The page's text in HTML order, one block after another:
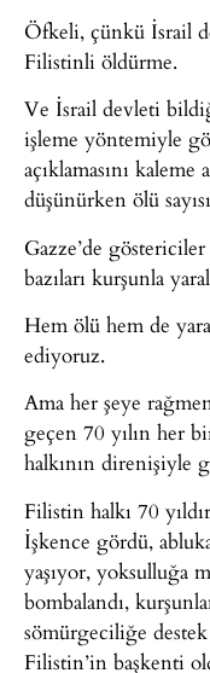
Öfkeli, çünkü İsrail
Filistinli öldürme.
Ve İsrail devleti
işleme yöntemiyle
açıklamasını
düşünürken ölü
Gazze’de göstericiler
bazıları kurşunla
Hem ölü hem de
ediyoruz.
Ama her şeye
geçen 70 yılın her
halkının direnişiyle
Filistin halkı 70
İşkence gördü,
yaşıyor, yoksulluğa
bombalandı,
sömürgeciliğe destek
Filistin’in başkenti